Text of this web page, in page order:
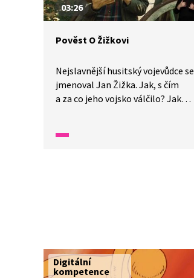
03:26
Pověst O Žižkovi
Nejslavnější husitský vojevůdce se
jmenoval Jan Žižka. Jak, s čím
a za co jeho vojsko válčilo? Jak
o zrak? Poslouchejte vyprávění
Digitální
kompetence